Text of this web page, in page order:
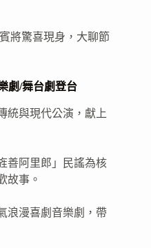
將驚喜現身，大聊節
劇/舞台劇登台
統與現代公演，獻上
善阿里郎」民謠為核
故事。
浪漫喜劇音樂劇，帶